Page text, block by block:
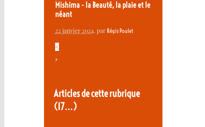
Mishima - la Beauté, la plaie et le
néant
22 janvier 2024, par Régis Poulet
<
>
Articles de cette rubrique
(17…)